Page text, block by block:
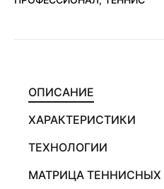
ОПИСАНИЕ
ХАРАКТЕРИСТИКИ
ТЕХНОЛОГИИ
МАТРИЦА ТЕННИСНЫХ